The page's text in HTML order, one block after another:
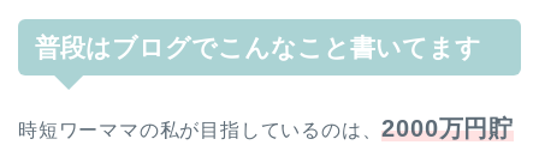
普段はブログでこんなこと書いてます
時短ワーママの私が目指しているのは、2000万円貯